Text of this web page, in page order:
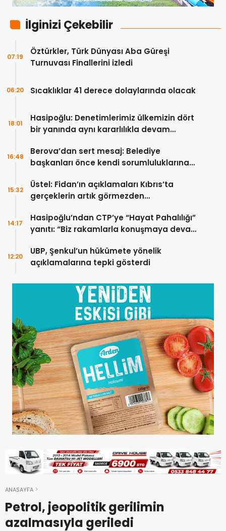
İlginizi Çekebilir
Öztürkler, Türk Dünyası Aba Güreşi
Turnuvası Finallerini izledi
07:19
Sıcaklıklar 41 derece dolaylarında olacak
06:20
Hasipoğlu: Denetimlerimiz ülkemizin dört
bir yanında aynı kararlılıkla devam
18:01
Berova’dan sert mesaj: Belediye
başkanları önce kendi sorumluluklarına
16:48
Üstel: Fidan’ın açıklamaları Kıbrıs’ta
gerçeklerin artık görmezden
15:32
Hasipoğlu’ndan CTP’ye “Hayat Pahalılığı”
yanıtı: “Biz rakamlarla konuşmaya devam
14:17
UBP, Şenkul’un hükümete yönelik
açıklamalarına tepki gösterdi
12:20
ANASAYFA
Petrol, jeopolitik gerilimin
azalmasıyla geriledi